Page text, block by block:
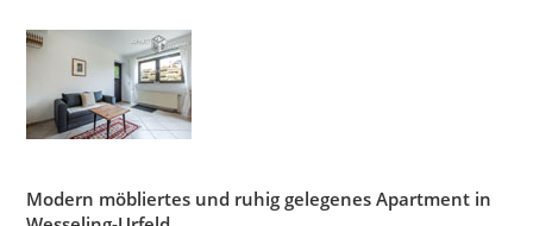
Modern möbliertes und ruhig gelegenes Apartment in